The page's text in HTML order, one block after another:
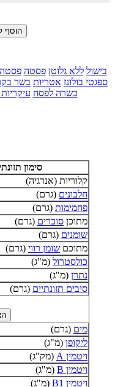
בישול ללא גלוטן פסטה פסטה
ספגטי בולונז אטריות בשר
כשרה לפסח
סימון
קלוריות (אנרגיה)
חלבונים (גרם)
פחמימות (גרם)
מתוכן סוכרים (גרם)
שומנים (גרם)
מתוכם שומן רווי (גרם)
כולסטרול (מ"ג)
נתרן (מ"ג)
סיבים תזונתיים (גרם)
מים (גרם)
ליקופן (מ"ג)
ויטמין A
(מק"ג)
ויטמין B
(מ"ג)
ויטמין B1
(מ"ג)